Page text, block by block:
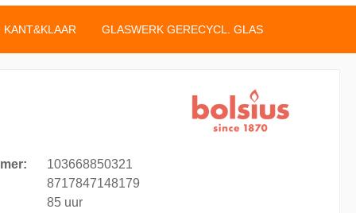
KANT&KLAAR GLASWERK GERECYCL. GLAS
Clean Light
Stompkaarsen
103668850321
8717847148179
85 uur